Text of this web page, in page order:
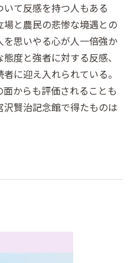
て反感を持つ人もある
と農民の悲惨な境遇との
思いやる心が人一倍強か
度と強者に対する反感、
に迎え入れられている。
からも評価されることも
賢治記念館で得たものは